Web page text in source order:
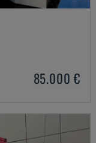
85.000 €